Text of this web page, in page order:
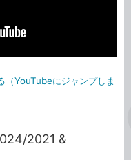
（YouTubeにジャンプしま
2021 &